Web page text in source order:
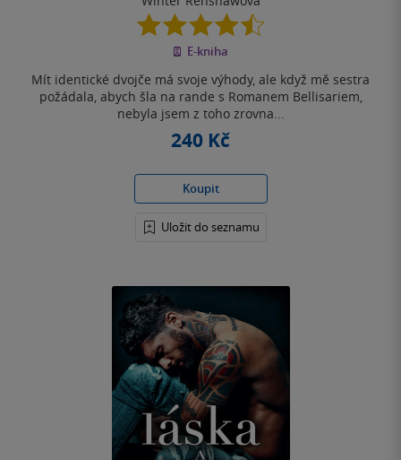
4.5
z
5
E-kniha
Mít identické dvojče má svoje výhody, ale když mě sestra
požádala, abych šla na rande s Romanem Bellisariem,
nebyla jsem z toho zrovna...
240 Kč
Koupit
Uložit do seznamu